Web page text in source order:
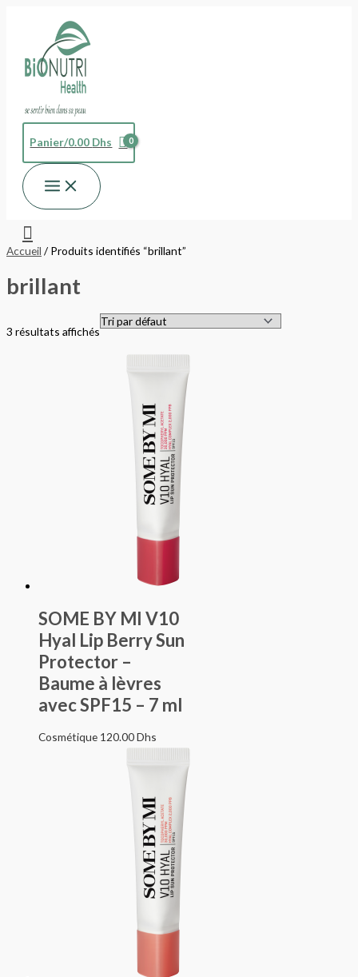
Panier/0.00 Dhs
Rechercher
Accueil / Produits identifiés “brillant”
brillant
3 résultats affichés
SOME BY MI V10
Hyal Lip Berry Sun
Protector –
Baume à lèvres
avec SPF15 – 7 ml
Cosmétique 120.00Dhs